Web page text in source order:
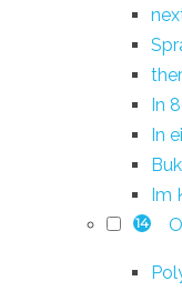
In
In
Buk
Im
14